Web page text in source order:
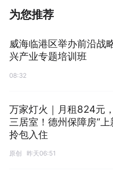
为您推荐
威海临港区举办前沿战
兴产业专题培训班
08:32
万家灯火｜月租824元
三居室！德州保障房“上
拎包入住
原创 昨天06:51